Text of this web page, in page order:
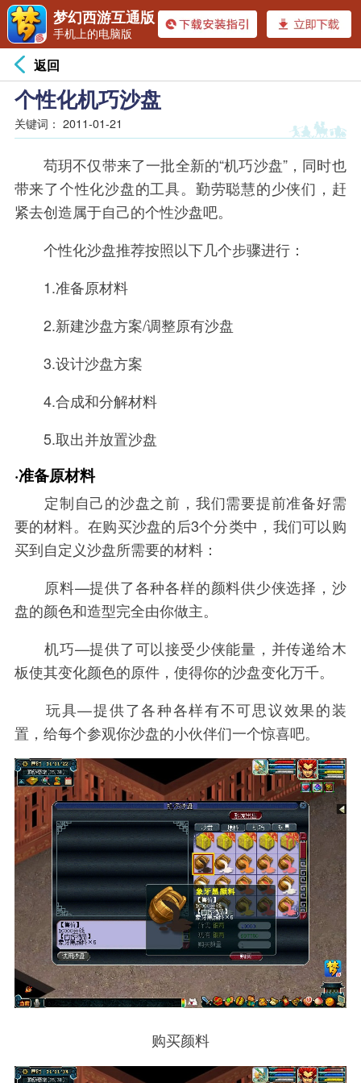
返回
个性化机巧沙盘
关键词： 2011-01-21
苟玥不仅带来了一批全新的“机巧沙盘”，同时也
带来了个性化沙盘的工具。勤劳聪慧的少侠们，赶
紧去创造属于自己的个性沙盘吧。
个性化沙盘推荐按照以下几个步骤进行：
1.准备原材料
2.新建沙盘方案/调整原有沙盘
3.设计沙盘方案
4.合成和分解材料
5.取出并放置沙盘
·准备原材料
定制自己的沙盘之前，我们需要提前准备好需
要的材料。在购买沙盘的后3个分类中，我们可以购
买到自定义沙盘所需要的材料：
原料—提供了各种各样的颜料供少侠选择，沙
盘的颜色和造型完全由你做主。
机巧—提供了可以接受少侠能量，并传递给木
板使其变化颜色的原件，使得你的沙盘变化万千。
玩具—提供了各种各样有不可思议效果的装
置，给每个参观你沙盘的小伙伴们一个惊喜吧。
购买颜料
梦幻西游互通版
手机上的电脑版